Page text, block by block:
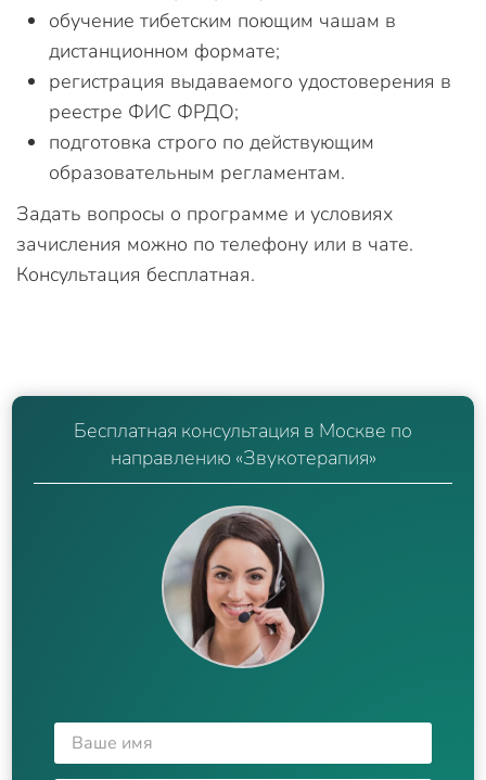
обучение тибетским поющим чашам в
дистанционном формате;
регистрация выдаваемого удостоверения в
реестре ФИС ФРДО;
подготовка строго по действующим
образовательным регламентам.
Задать вопросы о программе и условиях
зачисления можно по телефону или в чате.
Консультация бесплатная.
Бесплатная консультация в Москве по
направлению «Звукотерапия»